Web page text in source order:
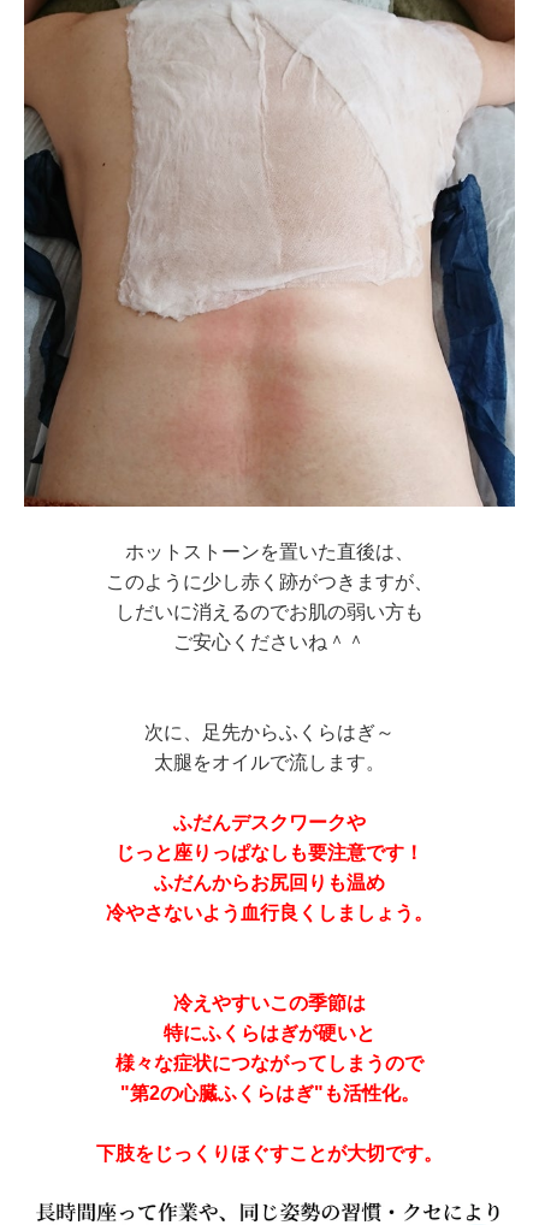
ホットストーンを置いた直後は、
このように少し赤く跡がつきますが、
しだいに消えるのでお肌の弱い方も
ご安心くださいね＾＾
次に、足先からふくらはぎ～
太腿をオイルで流します。
ふだんデスクワークや
じっと座りっぱなしも要注意です！
ふだんからお尻回りも温め
冷やさないよう血行良くしましょう。
冷えやすいこの季節は
特にふくらはぎが硬いと
様々な症状につながってしまうので
"第2の心臓ふくらはぎ"も活性化。
下肢をじっくりほぐすことが大切です。